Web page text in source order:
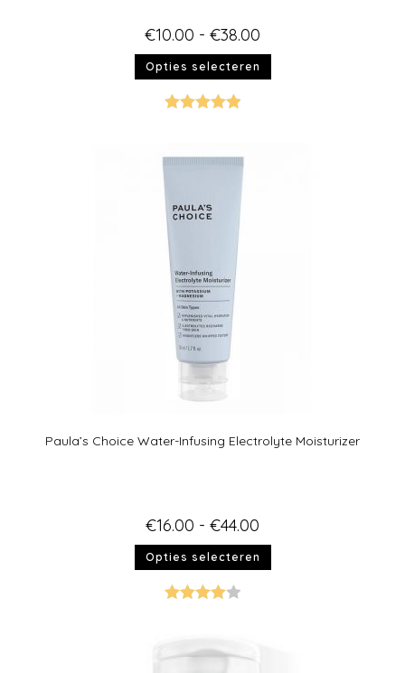
€10.00 - €38.00
Opties selecteren
Paula’s Choice Water-Infusing Electrolyte Moisturizer
€16.00 - €44.00
Opties selecteren
uit 5